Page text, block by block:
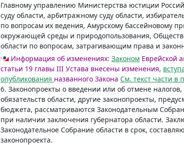
Главному управлению Министерства юстиции
суду области, арбитражному суду области,
по вопросам их ведения, Амурскому бассейновому
окружающей среды и природопользования,
области по вопросам, затрагивающим права и
Информация об изменениях: Законом Еврейской
статьи 19 главы III Устава внесены изменения,
опубликования названного Закона См. текст части
6. Законопроекты о введении или об отмене
обязательств области, другие законопроекты,
бюджета, рассматриваются Законодательным
при наличии заключения губернатора области.
Законодательное Собрание области в срок,
законопроекта.